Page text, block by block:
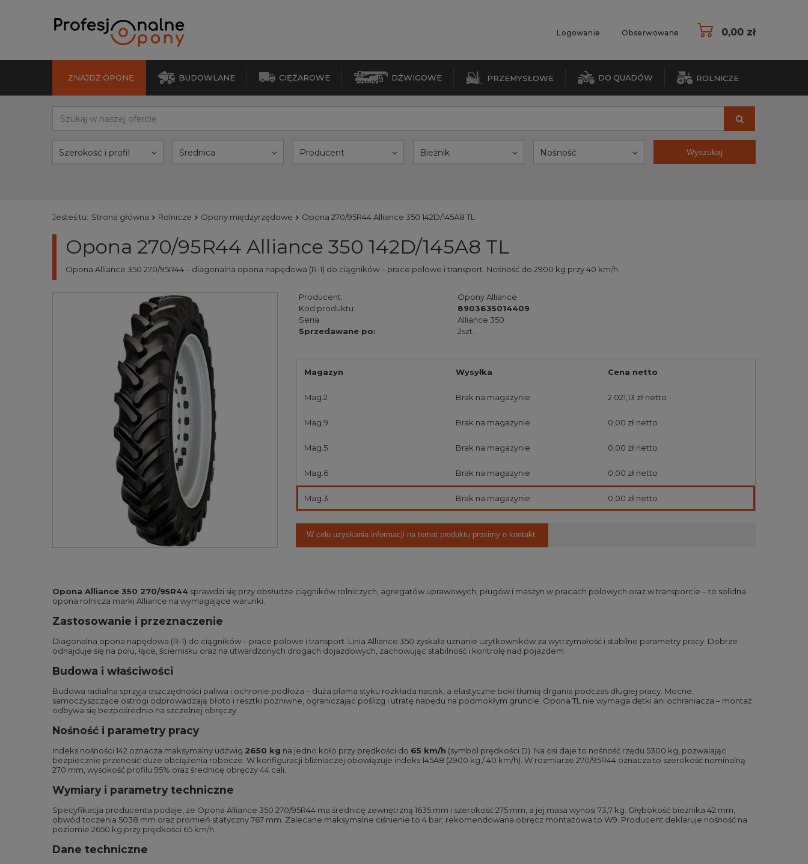
Logowanie Obserwowane 0,00 zł
ZNAJDŹ OPONĘ BUDOWLANE CIĘŻAROWE DŹWIGOWE PRZEMYSŁOWE DO QUADÓW ROLNICZE
Szerokość i profil Średnica Producent Bieżnik Nośność Wyszukaj
Jesteś tu: Strona główna Rolnicze Opony międzyrzędowe Opona 270/95R44 Alliance 350 142D/145A8 TL
Opona 270/95R44 Alliance 350 142D/145A8 TL
Opona Alliance 350 270/95R44 – diagonalna opona napędowa (R-1) do ciągników – prace polowe i transport. Nośność do 2900 kg przy 40 km/h.
Producent:
Opony Alliance
Kod produktu:
8903635014409
Seria:
Alliance 350
Sprzedawane po:
2szt.
Magazyn Wysyłka Cena netto
Mag.2 Brak na magazynie 2 021,13 złnetto
Mag.9 Brak na magazynie 0,00 złnetto
Mag.5 Brak na magazynie 0,00 złnetto
Mag.6 Brak na magazynie 0,00 złnetto
Mag.3 Brak na magazynie 0,00 złnetto
W celu uzyskania informacji na temat produktu prosimy o kontakt.
Opona Alliance 350 270/95R44 sprawdzi się przy obsłudze ciągników rolniczych, agregatów uprawowych, pługów i maszyn w pracach polowych oraz w transporcie – to solidna
opona rolnicza marki Alliance na wymagające warunki.
Zastosowanie i przeznaczenie
Diagonalna opona napędowa (R-1) do ciągników – prace polowe i transport. Linia Alliance 350 zyskała uznanie użytkowników za wytrzymałość i stabilne parametry pracy. Dobrze
odnajduje się na polu, łące, ściernisku oraz na utwardzonych drogach dojazdowych, zachowując stabilność i kontrolę nad pojazdem.
Budowa i właściwości
Budowa radialna sprzyja oszczędności paliwa i ochronie podłoża – duża plama styku rozkłada nacisk, a elastyczne boki tłumią drgania podczas długiej pracy. Mocne,
samoczyszczące ostrogi odprowadzają błoto i resztki pożniwne, ograniczając poślizg i utratę napędu na podmokłym gruncie. Opona TL nie wymaga dętki ani ochraniacza – montaż
odbywa się bezpośrednio na szczelnej obręczy.
Nośność i parametry pracy
Indeks nośności 142 oznacza maksymalny udźwig 2650 kg na jedno koło przy prędkości do 65 km/h (symbol prędkości D). Na osi daje to nośność rzędu 5300 kg, pozwalając
bezpiecznie przenosić duże obciążenia robocze. W konfiguracji bliźniaczej obowiązuje indeks 145A8 (2900 kg / 40 km/h). W rozmiarze 270/95R44 oznacza to szerokość nominalną
270 mm, wysokość profilu 95% oraz średnicę obręczy 44 cali.
Wymiary i parametry techniczne
Specyfikacja producenta podaje, że Opona Alliance 350 270/95R44 ma średnicę zewnętrzną 1635 mm i szerokość 275 mm, a jej masa wynosi 73,7 kg. Głębokość bieżnika 42 mm,
obwód toczenia 5038 mm oraz promień statyczny 767 mm. Zalecane maksymalne ciśnienie to 4 bar; rekomendowana obręcz montażowa to W9. Producent deklaruje nośność na
poziomie 2650 kg przy prędkości 65 km/h.
Dane techniczne